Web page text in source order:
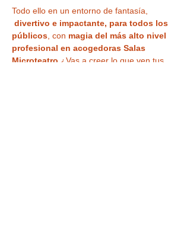
Todo ello en un entorno de fantasía,
divertivo e impactante, para todos los
públicos , con magia del más alto nivel
profesional en acogedoras Salas
Microteatro ¿Vas a creer lo que ven tus